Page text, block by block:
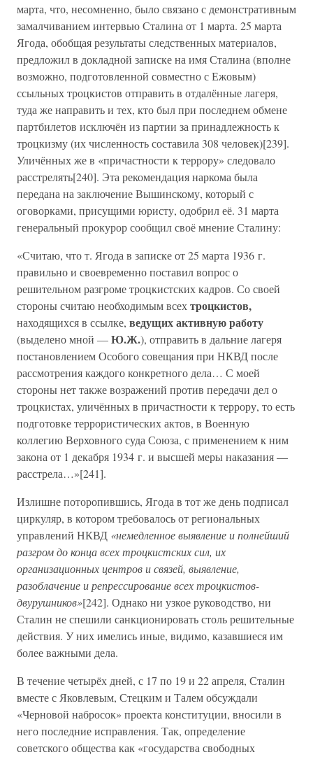
марта, что, несомненно, было связано с демонстративным
замалчиванием интервью Сталина от 1 марта. 25 марта
Ягода, обобщая результаты следственных материалов,
предложил в докладной записке на имя Сталина (вполне
возможно, подготовленной совместно с Ежовым)
ссыльных троцкистов отправить в отдалённые лагеря,
туда же направить и тех, кто был при последнем обмене
партбилетов исключён из партии за принадлежность к
троцкизму (их численность составила 308 человек)[239].
Уличённых же в «причастности к террору» следовало
расстрелять[240]. Эта рекомендация наркома была
передана на заключение Вышинскому, который с
оговорками, присущими юристу, одобрил её. 31 марта
генеральный прокурор сообщил своё мнение Сталину:
«Считаю, что т. Ягода в записке от 25 марта 1936 г.
правильно и своевременно поставил вопрос о
решительном разгроме троцкистских кадров. Со своей
стороны считаю необходимым всехтроцкистов,
находящихся в ссылке, ведущих активную работу
(выделено мной —Ю.Ж.), отправить в дальние лагеря
постановлением Особого совещания при НКВД после
рассмотрения каждого конкретного дела… С моей
стороны нет также возражений против передачи дел о
троцкистах, уличённых в причастности к террору, то есть
подготовке террористических актов, в Военную
коллегию Верховного суда Союза, с применением к ним
закона от 1 декабря 1934 г. и высшей меры наказания —
расстрела…»[241].
Излишне поторопившись, Ягода в тот же день подписал
циркуляр, в котором требовалось от региональных
управлений НКВД «немедленное выявление и полнейший
разгром до конца всех троцкистских сил, их
организационных центров и связей, выявление,
разоблачение и репрессирование всех троцкистов-
двурушников»[242]. Однако ни узкое руководство, ни
Сталин не спешили санкционировать столь решительные
действия. У них имелись иные, видимо, казавшиеся им
более важными дела.
В течение четырёх дней, с 17 по 19 и 22 апреля, Сталин
вместе с Яковлевым, Стецким и Талем обсуждали
«Черновой набросок» проекта конституции, вносили в
него последние исправления. Так, определение
советского общества как «государства свободных